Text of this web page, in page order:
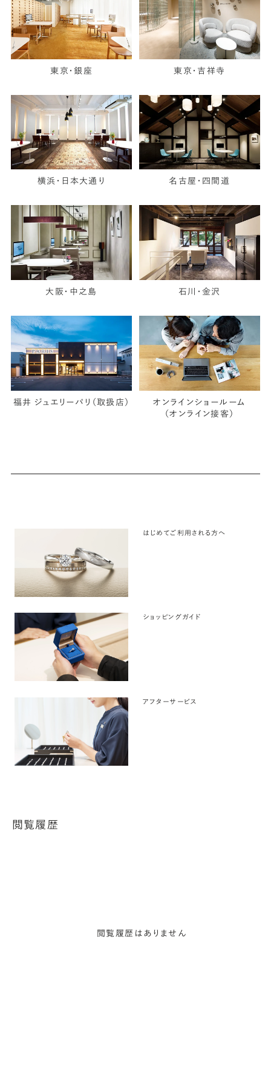
東京・銀座 東京・吉祥寺
横浜・日本大通り 名古屋・四間道
大阪・中之島 石川・金沢
福井 ジュエリーパリ（取扱店）
オンラインショールーム
（オンライン接客）
はじめてご利用される方へ
ショッピングガイド
アフターサービス
閲覧履歴
閲覧履歴はありません